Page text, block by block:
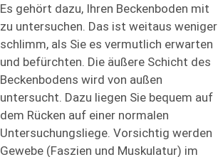
Es gehört dazu, Ihren Beckenboden mit
zu untersuchen. Das ist weitaus weniger
schlimm, als Sie es vermutlich erwarten
und befürchten. Die äußere Schicht des
Beckenbodens wird von außen
untersucht. Dazu liegen Sie bequem auf
dem Rücken auf einer normalen
Untersuchungsliege. Vorsichtig werden
Gewebe (Faszien und Muskulatur) im